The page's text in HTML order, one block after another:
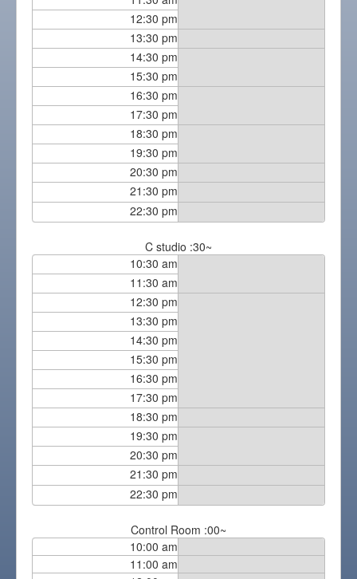
12:30 pm
13:30 pm
14:30 pm
15:30 pm
16:30 pm
17:30 pm
18:30 pm
19:30 pm
20:30 pm
21:30 pm
22:30 pm
C studio :30~
10:30 am
11:30 am
12:30 pm
13:30 pm
14:30 pm
15:30 pm
16:30 pm
17:30 pm
18:30 pm
19:30 pm
20:30 pm
21:30 pm
22:30 pm
Control Room :00~
10:00 am
11:00 am